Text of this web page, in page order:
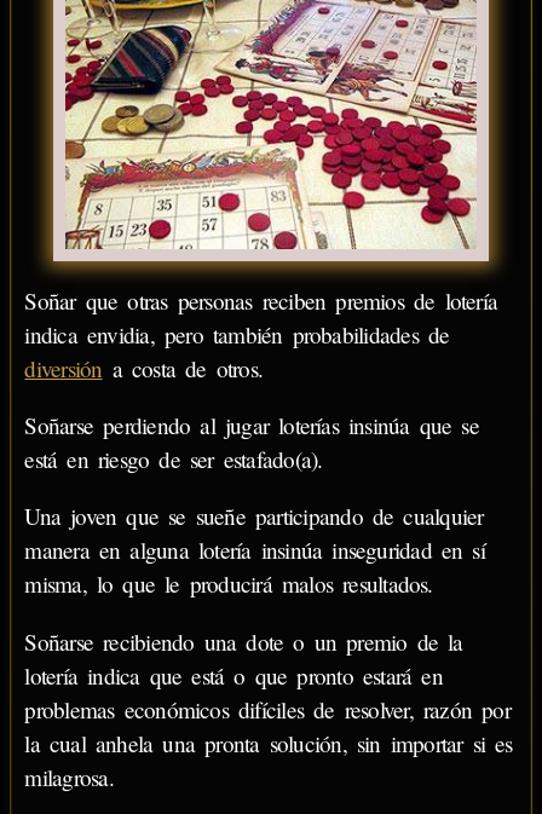
Soñar que otras personas reciben premios de lotería
indica envidia, pero también probabilidades de
diversión a costa de otros.
Soñarse perdiendo al jugar loterías insinúa que se
está en riesgo de ser estafado(a).
Una joven que se sueñe participando de cualquier
manera en alguna lotería insinúa inseguridad en sí
misma, lo que le producirá malos resultados.
Soñarse recibiendo una dote o un premio de la
lotería indica que está o que pronto estará en
problemas económicos difíciles de resolver, razón por
la cual anhela una pronta solución, sin importar si es
milagrosa.